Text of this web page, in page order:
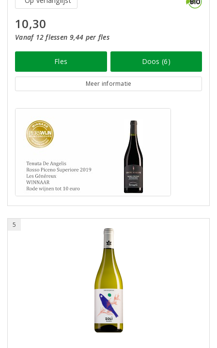
10,30
Vanaf 12 flessen 9,44 per fles
Fles Doos (6)
Meer informatie
5